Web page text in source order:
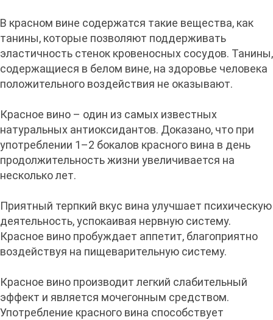
В красном вине содержатся такие вещества, как
танины, которые позволяют поддерживать
эластичность стенок кровеносных сосудов. Танины,
содержащиеся в белом вине, на здоровье человека
положительного воздействия не оказывают.
Красное вино – один из самых известных
натуральных антиоксидантов. Доказано, что при
употреблении 1–2 бокалов красного вина в день
продолжительность жизни увеличивается на
несколько лет.
Приятный терпкий вкус вина улучшает психическую
деятельность, успокаивая нервную систему.
Красное вино пробуждает аппетит, благоприятно
воздействуя на пищеварительную систему.
Красное вино производит легкий слабительный
эффект и является мочегонным средством.
Употребление красного вина способствует